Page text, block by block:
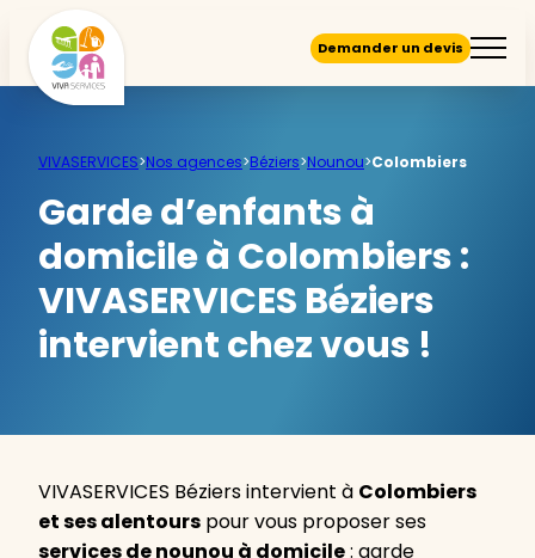
Demander un devis
VIVASERVICES>Nos agences>Béziers>Nounou>Colombiers
Garde d’enfants à
domicile à Colombiers :
VIVASERVICES Béziers
intervient chez vous !
VIVASERVICES Béziers intervient à Colombiers
et ses alentours pour vous proposer ses
services de nounou à domicile: garde